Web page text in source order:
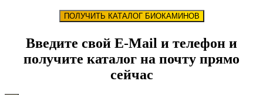
ПОЛУЧИТЬ КАТАЛОГ БИОКАМИНОВ
Введите свой E-Mail и телефон и
получите каталог на почту прямо
сейчас